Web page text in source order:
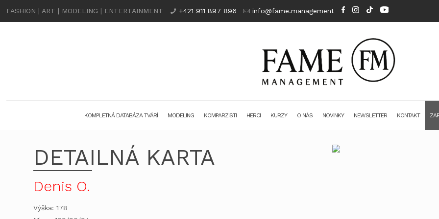
FASHION | ART | MODELING | ENTERTAINMENT +421 911 897 896 info@fame.management
KOMPLETNÁ DATABÁZA TVÁRÍ MODELING KOMPARZISTI HERCI KURZY O NÁS NOVINKY NEWSLETTER KONTAKT
DETAILNÁ KARTA
Denis O.
Výška: 178